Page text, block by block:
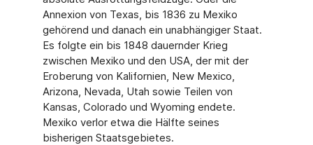
Annexion von Texas, bis 1836 zu Mexiko
gehörend und danach ein unabhängiger Staat.
Es folgte ein bis 1848 dauernder Krieg
zwischen Mexiko und den USA, der mit der
Eroberung von Kalifornien, New Mexico,
Arizona, Nevada, Utah sowie Teilen von
Kansas, Colorado und Wyoming endete.
Mexiko verlor etwa die Hälfte seines
bisherigen Staatsgebietes.